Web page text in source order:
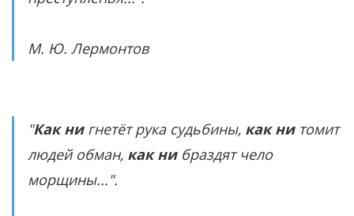
М. Ю. Лермонтов
"Как нигнетёт рука судьбины, как нитомит
людей обман, как нибраздят чело
морщины...".